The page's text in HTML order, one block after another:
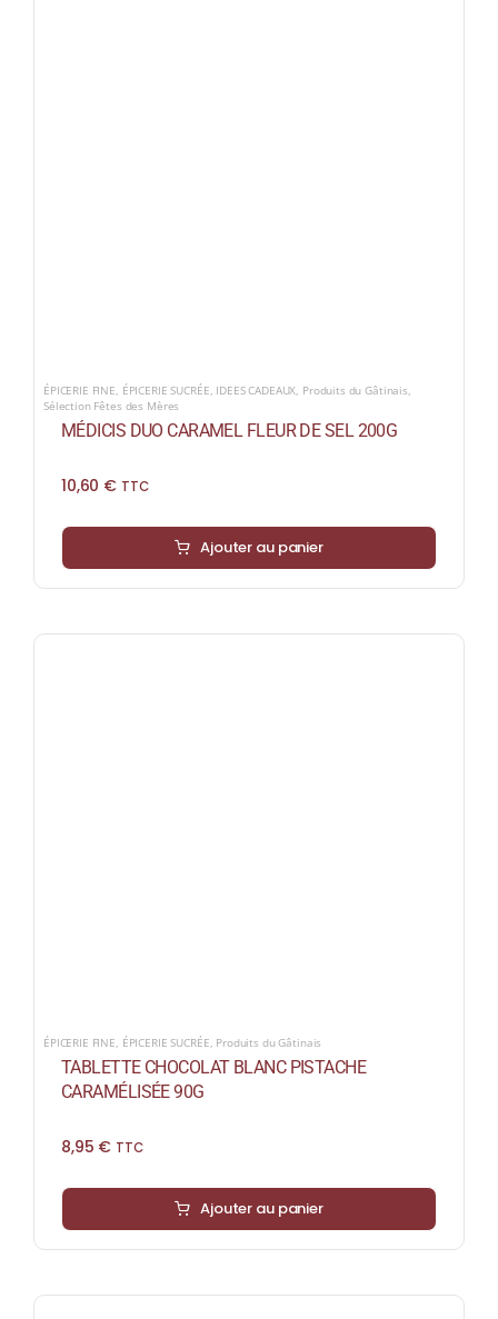
ÉPICERIE FINE ÉPICERIE SUCRÉE IDEES CADEAUX Produits du Gâtinais
Sélection Fêtes des Mères
MÉDICIS DUO CARAMEL FLEUR DE SEL 200G
10,60 € TTC
Ajouter au panier
ÉPICERIE FINE ÉPICERIE SUCRÉE Produits du Gâtinais
TABLETTE CHOCOLAT BLANC PISTACHE
CARAMÉLISÉE 90G
8,95 € TTC
Ajouter au panier